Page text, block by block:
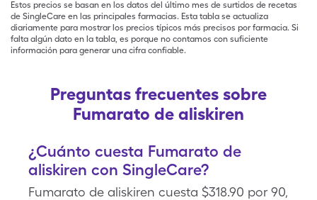
Estos precios se basan en los datos del último mes de surtidos de recetas
de SingleCare en las principales farmacias. Esta tabla se actualiza
diariamente para mostrar los precios típicos más precisos por farmacia. Si
falta algún dato en la tabla, es porque no contamos con suficiente
información para generar una cifra confiable.
Preguntas frecuentes sobre
Fumarato de aliskiren
¿Cuánto cuesta Fumarato de
aliskiren con SingleCare?
Fumarato de aliskiren cuesta $318.90 por 90,